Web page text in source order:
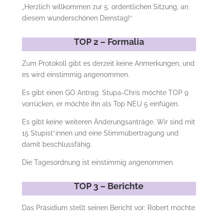
„Herzlich willkommen zur 5. ordentlichen Sitzung, an
diesem wunderschönen Dienstag!“
TOP 2 – Formalia
Zum Protokoll gibt es derzeit keine Anmerkungen, und
es wird einstimmig angenommen.
Es gibt einen GO Antrag. Stupa-Chris möchte TOP 9
vorrücken, er möchte ihn als Top NEU 5 einfügen.
Es gibt keine weiteren Änderungsanträge. Wir sind mit
15 Stupist*innen und eine Stimmübertragung und
damit beschlussfähig.
Die Tagesordnung ist einstimmig angenommen.
TOP 3 – Berichte
Das Präsidium stellt seinen Bericht vor: Robert möchte